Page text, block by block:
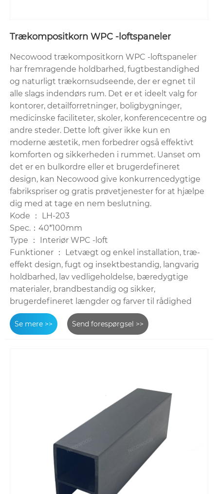
Trækompositkorn WPC -loftspaneler
Necowood trækompositkorn WPC -loftspaneler
har fremragende holdbarhed, fugtbestandighed
og naturligt trækornsudseende, der er egnet til
alle slags indendørs rum. Det er et ideelt valg for
kontorer, detailforretninger, boligbygninger,
medicinske faciliteter, skoler, konferencecentre og
andre steder. Dette loft giver ikke kun en
moderne æstetik, men forbedrer også effektivt
komforten og sikkerheden i rummet. Uanset om
det er en bulkordre eller et brugerdefineret
design, kan Necowood give konkurrencedygtige
fabrikspriser og gratis prøvetjenester for at hjælpe
dig med at tage en nem beslutning.
Kode ： LH-203
Spec.：40*100mm
Type ： Interiør WPC -loft
Funktioner ： Letvægt og enkel installation, træ-
effekt design, fugt og insektbestandig, langvarig
holdbarhed, lav vedligeholdelse, bæredygtige
materialer, brandbestandig og sikker,
brugerdefineret længder og farver til rådighed
Se mere >> Send forespørgsel >>